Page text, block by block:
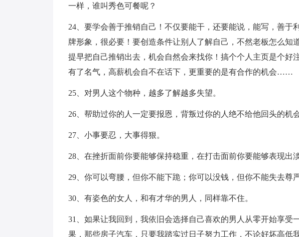
一样，谁叫秀色可餐呢？
24、要学会善于推销自己！不仅要能干，还要能说，能写，善于
牌形象，很必要！要创造条件让别人了解自己，不然老板怎么知
提早把自己推销出去，机会自然会来找你！搞个个人主页是个好
有了名气，高薪机会自不在话下，更重要的是有合作的机会……
25、对男人这个物种，越多了解越多失望。
26、帮助过你的人一定要报恩，背叛过你的人绝不给他回头的机会
27、小事要忍，大事得狠。
28、在挫折面前你要能够保持稳重，在打击面前你要能够表现出淡
29、你可以弯腰，但你不能下跪；你可以没钱，但你不能失去尊严
30、有姿色的女人，和有才华的男人，同样靠不住。
31、如果让我回到，我依旧会选择自己喜欢的男人从零开始享受
果，那些房子汽车，只要我踏实过日子努力工作，不论好坏高低